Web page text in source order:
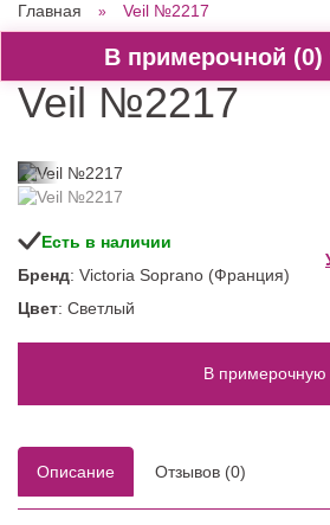
0
Главная Veil №2217
Veil №2217
←
Есть в наличии
Бренд: Victoria Soprano (Франция)
Цвет: Светлый
В примерочную
Описание Отзывов (0)